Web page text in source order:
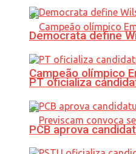
Campeão olímpico
Democrata define
PT oficializa
PCB aprova